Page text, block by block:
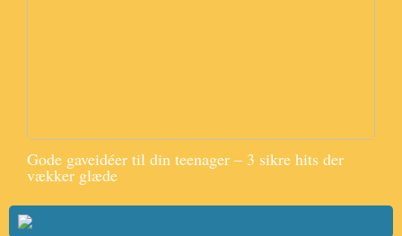
Gode gaveidéer til din teenager – 3 sikre hits der
vækker glæde